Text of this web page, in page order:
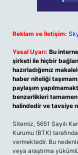
Reklam ve İletişim:
Yasal Uyarı: Bu
şirketi ile hiçbir
hazırladığımız
haber niteliği
paylaşım
benzerlikleri
halindedir ve tavsiye
Sitemiz, 5651 Sayılı
Kurumu (BTK)
vermektedir. Bu
veya araştırma